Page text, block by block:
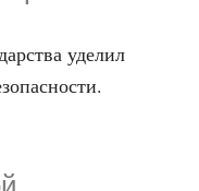
уделил